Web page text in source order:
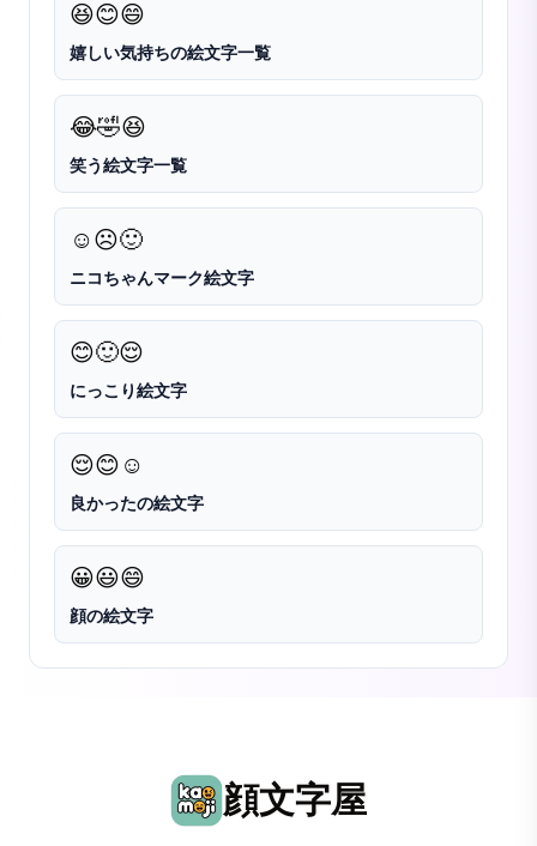
😆😊😄
嬉しい気持ちの絵文字一覧
😂🤣😆
笑う絵文字一覧
☺️☹️🙂
ニコちゃんマーク絵文字
😊🙂😌
にっこり絵文字
😌😊 ☺️
良かったの絵文字
😀😃😄
顔の絵文字
顔文字屋